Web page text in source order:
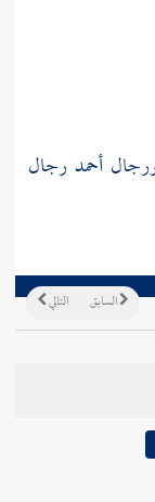
أحمدرجال
التالي السابق